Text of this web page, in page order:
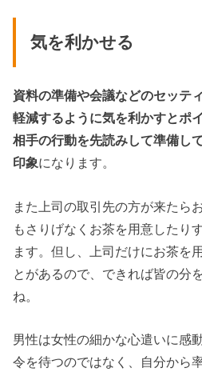
気を利かせる
資料の準備や会議などのセッテ
軽減するように気を利かすとポ
相手の行動を先読みして準備し
印象になります。
また上司の取引先の方が来たら
もさりげなくお茶を用意したり
ます。但し、上司だけにお茶を
とがあるので、できれば皆の分
ね。
男性は女性の細かな心遣いに感
令を待つのではなく、自分から